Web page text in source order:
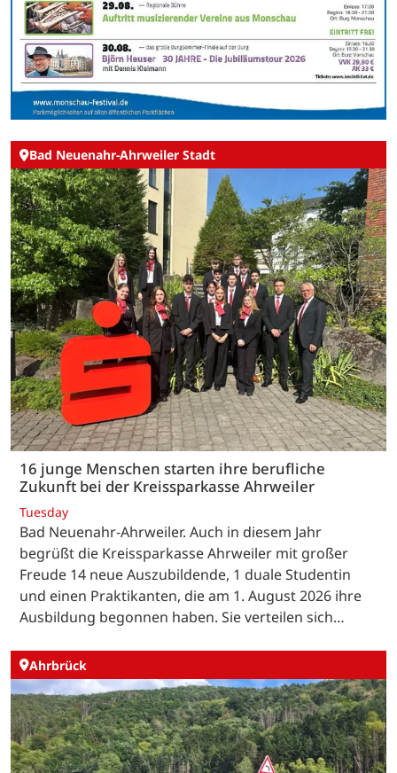
Bad Neuenahr-Ahrweiler Stadt
16 junge Menschen starten ihre berufliche
Zukunft bei der Kreissparkasse Ahrweiler
Tuesday
Bad Neuenahr-Ahrweiler. Auch in diesem Jahr
begrüßt die Kreissparkasse Ahrweiler mit großer
Freude 14 neue Auszubildende, 1 duale Studentin
und einen Praktikanten, die am 1. August 2026 ihre
Ausbildung begonnen haben. Sie verteilen sich…
Ahrbrück